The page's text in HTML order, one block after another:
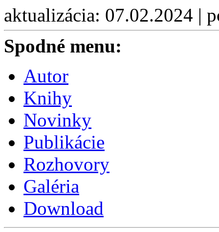
aktualizácia: 07.02.2024 |
Spodné menu:
Autor
Knihy
Novinky
Publikácie
Rozhovory
Galéria
Download